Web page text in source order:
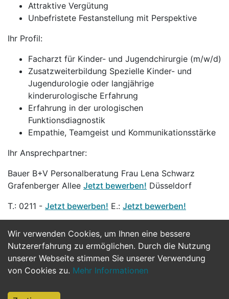
Wir verwenden Cookies, um Ihnen eine bessere
Nutzererfahrung zu ermöglichen. Durch die Nutzung
unserer Webseite stimmen Sie unserer Verwendung
von Cookies zu. Mehr Informationen
Attraktive Vergütung
Unbefristete Festanstellung mit Perspektive
Ihr Profil:
Facharzt für Kinder- und Jugendchirurgie (m/w/d)
Zusatzweiterbildung Spezielle Kinder- und
Jugendurologie oder langjährige
kinderurologische Erfahrung
Erfahrung in der urologischen
Funktionsdiagnostik
Empathie, Teamgeist und Kommunikationsstärke
Ihr Ansprechpartner:
Bauer B+V Personalberatung Frau Lena Schwarz
Grafenberger Allee Jetzt bewerben! Düsseldorf
T.: 0211 - Jetzt bewerben! E.: Jetzt bewerben!
Jetzt Bewerben